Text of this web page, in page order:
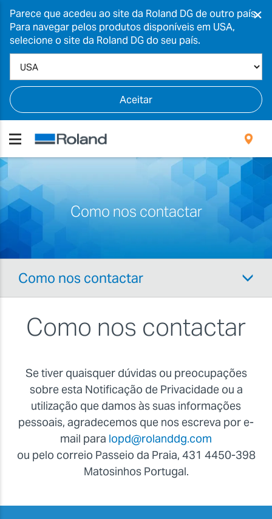
Parece que acedeu ao site da Roland DG de outro país.
Para navegar pelos produtos disponíveis em USA,
selecione o site da Roland DG do seu país.
Aceitar
×
Como nos contactar
Como nos contactar
Como nos contactar
Se tiver quaisquer dúvidas ou preocupações
sobre esta Notificação de Privacidade ou a
utilização que damos às suas informações
pessoais, agradecemos que nos escreva por e-
mail para lopd@rolanddg.com
ou pelo correio Passeio da Praia, 431 4450-398
Matosinhos Portugal.